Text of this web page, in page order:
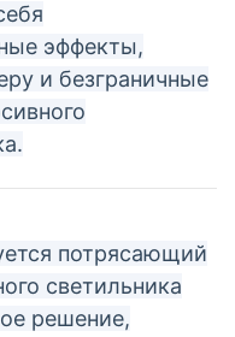
эффекты,
и безграничные
потрясающий
светильника
решение,